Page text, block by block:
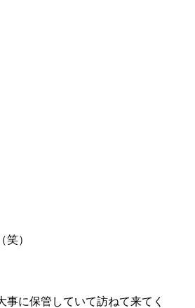
）
に保管していて訪ねて来てく